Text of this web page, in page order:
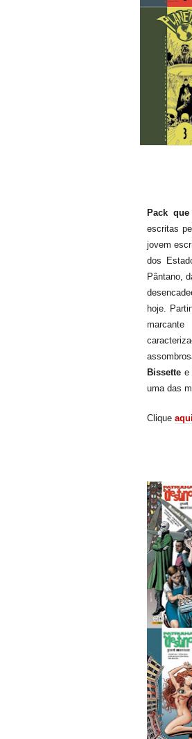
Pack
escritas
jovem
dos
Pântano,
hoje.
Bissette e
uma das
Clique aqui